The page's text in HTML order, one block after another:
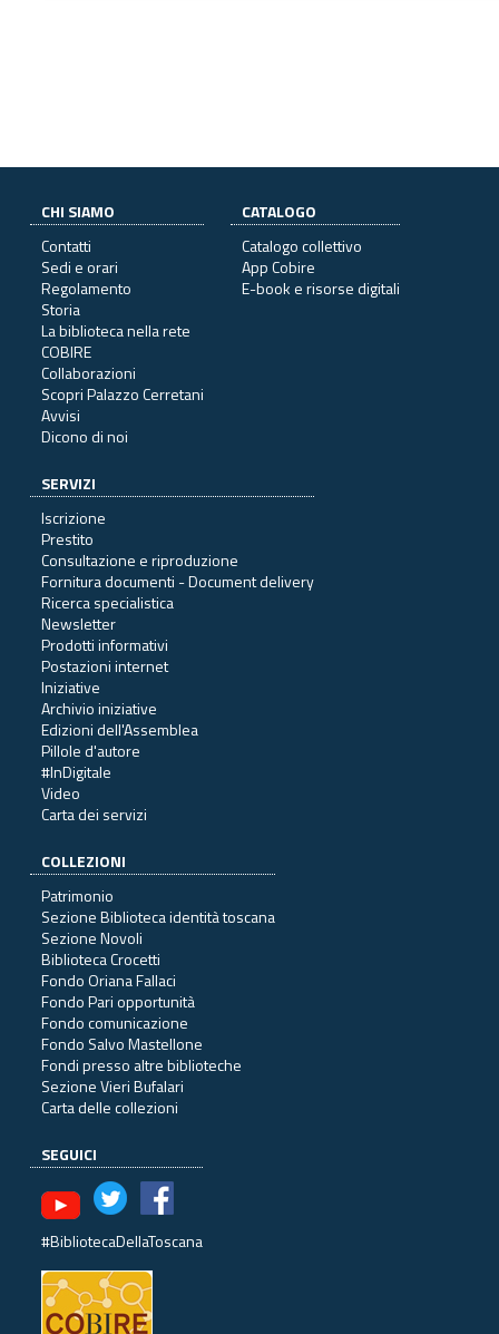
CHI SIAMO
Contatti
Sedi e orari
Regolamento
Storia
La biblioteca nella rete
COBIRE
Collaborazioni
Scopri Palazzo Cerretani
Avvisi
Dicono di noi
CATALOGO
Catalogo collettivo
App Cobire
E-book e risorse digitali
SERVIZI
Iscrizione
Prestito
Consultazione e riproduzione
Fornitura documenti - Document delivery
Ricerca specialistica
Newsletter
Prodotti informativi
Postazioni internet
Iniziative
Archivio iniziative
Edizioni dell'Assemblea
Pillole d'autore
#InDigitale
Video
Carta dei servizi
COLLEZIONI
Patrimonio
Sezione Biblioteca identità toscana
Sezione Novoli
Biblioteca Crocetti
Fondo Oriana Fallaci
Fondo Pari opportunità
Fondo comunicazione
Fondo Salvo Mastellone
Fondi presso altre biblioteche
Sezione Vieri Bufalari
Carta delle collezioni
SEGUICI
#BibliotecaDellaToscana